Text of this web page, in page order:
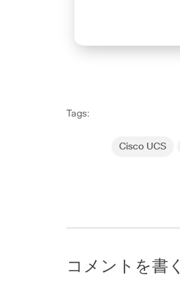
Tags:
Cisco UCS
コメントを書く